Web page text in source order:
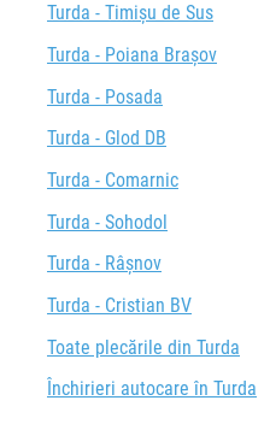
Turda - Timișu de Sus
Turda - Poiana Brașov
Turda - Posada
Turda - Glod DB
Turda - Comarnic
Turda - Sohodol
Turda - Râşnov
Turda - Cristian BV
Toate plecările din Turda
Închirieri autocare în Turda